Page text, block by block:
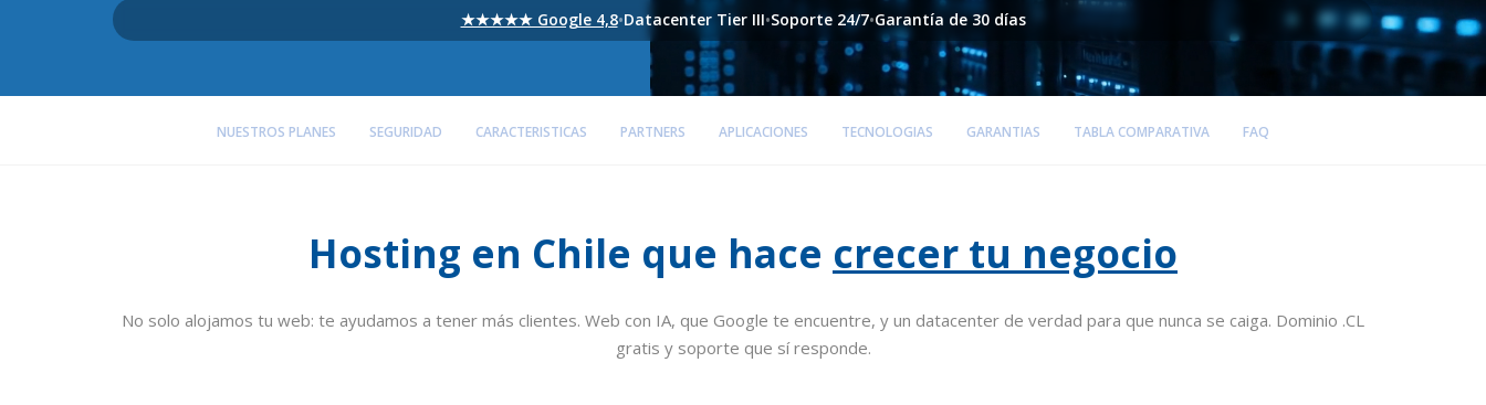
★★★★★ Google 4,8•Datacenter Tier III•Soporte 24/7•Garantía de 30 días
NUESTROS PLANES SEGURIDAD CARACTERISTICAS PARTNERS APLICACIONES TECNOLOGIAS GARANTIAS TABLA COMPARATIVA FAQ
Hosting en Chile que hace crecer tu negocio
No solo alojamos tu web: te ayudamos a tener más clientes. Web con IA, que Google te encuentre, y un datacenter de verdad para que nunca se caiga. Dominio .CL
gratis y soporte que sí responde.